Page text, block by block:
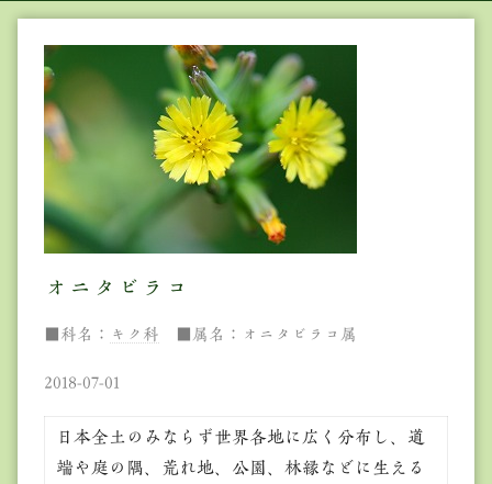
オニタビラコ
■科名： キク科 ■属名：オニタビラコ属
2018-07-01
日本全土のみならず世界各地に広く分布し、道
端や庭の隅、荒れ地、公園、林縁などに生える